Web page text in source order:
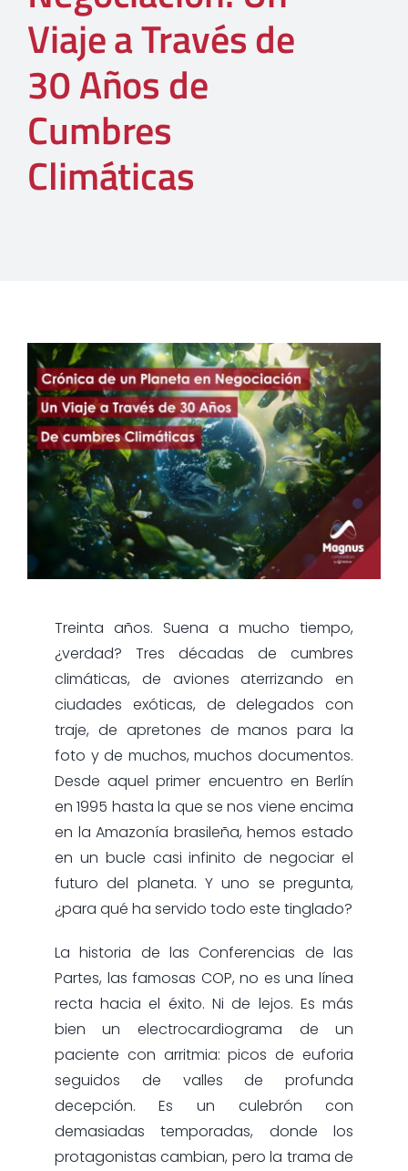
Viaje a Través de
30 Años de
Cumbres
Climáticas
Treinta años. Suena a mucho tiempo,
¿verdad? Tres décadas de cumbres
climáticas, de aviones aterrizando en
ciudades exóticas, de delegados con
traje, de apretones de manos para la
foto y de muchos, muchos documentos.
Desde aquel primer encuentro en Berlín
en 1995 hasta la que se nos viene encima
en la Amazonía brasileña, hemos estado
en un bucle casi infinito de negociar el
futuro del planeta. Y uno se pregunta,
¿para qué ha servido todo este tinglado?
La historia de las Conferencias de las
Partes, las famosas COP, no es una línea
recta hacia el éxito. Ni de lejos. Es más
bien un electrocardiograma de un
paciente con arritmia: picos de euforia
seguidos de valles de profunda
decepción. Es un culebrón con
demasiadas temporadas, donde los
protagonistas cambian, pero la trama de